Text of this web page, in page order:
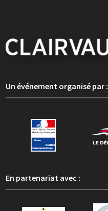
Un événement organisé par :
En partenariat avec :